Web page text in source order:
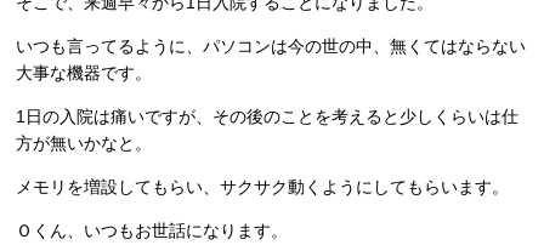
いつも言ってるように、パソコンは今の世の中、無くてはならない
大事な機器です。
1日の入院は痛いですが、その後のことを考えると少しくらいは仕
方が無いかなと。
メモリを増設してもらい、サクサク動くようにしてもらいます。
Ｏくん、いつもお世話になります。